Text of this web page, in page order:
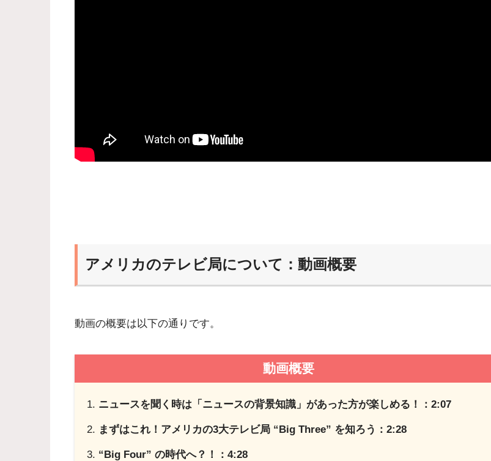
アメリカのテレビ局について：動画概要
動画の概要は以下の通りです。
動画概要
ニュースを聞く時は「ニュースの背景知識」があった方が楽しめる！：2:07
まずはこれ！アメリカの3大テレビ局 “Big Three” を知ろう：2:28
“Big Four” の時代へ？！：4:28